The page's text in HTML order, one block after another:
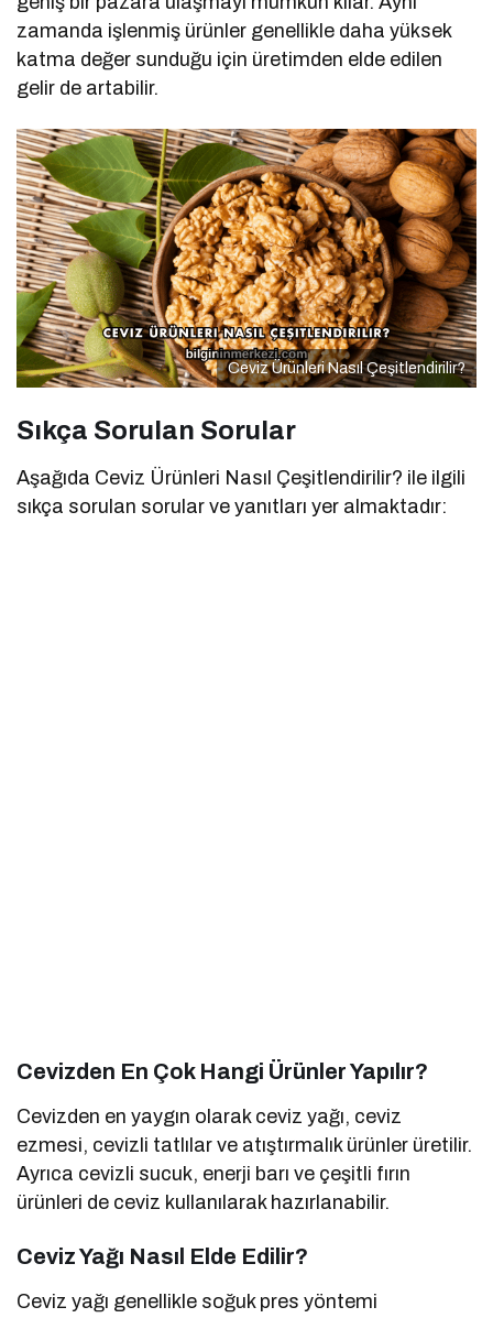
zamanda işlenmiş ürünler genellikle daha yüksek
katma değer sunduğu için üretimden elde edilen
gelir de artabilir.
Ceviz Ürünleri Nasıl Çeşitlendirilir?
Sıkça Sorulan Sorular
Aşağıda Ceviz Ürünleri Nasıl Çeşitlendirilir? ile ilgili
sıkça sorulan sorular ve yanıtları yer almaktadır:
Cevizden En Çok Hangi Ürünler Yapılır?
Cevizden en yaygın olarak ceviz yağı, ceviz
ezmesi, cevizli tatlılar ve atıştırmalık ürünler üretilir.
Ayrıca cevizli sucuk, enerji barı ve çeşitli fırın
ürünleri de ceviz kullanılarak hazırlanabilir.
Ceviz Yağı Nasıl Elde Edilir?
Ceviz yağı genellikle soğuk pres yöntemi